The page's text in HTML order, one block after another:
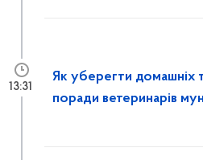
Як уберегти домашніх
поради ветеринарів
13:31